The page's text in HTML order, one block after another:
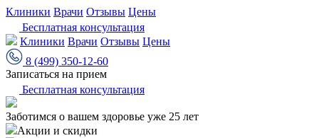
Клиники Врачи Отзывы Цены
Бесплатная консультация
Клиники Врачи Отзывы Цены
8 (499) 350-12-60
Записаться на прием
Бесплатная консультация
Заботимся о вашем здоровье уже 25 лет
Акции и скидки